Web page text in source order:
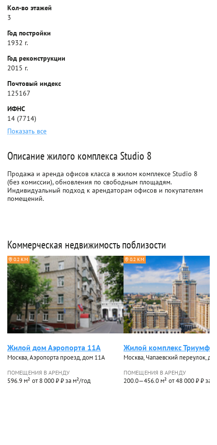
Кол-во этажей
3
Год постройки
1932 г.
Год реконструкции
2015 г.
Почтовый индекс
125167
ИФНС
14 (7714)
Показать все
Описание жилого комплекса Studio 8
Продажа и аренда офисов класса в жилом комплексе Studio 8
(без комиссии), обновления по свободным площадям.
Индивидуальный подход к арендаторам офисов и покупателям
помещений.
Коммерческая недвижимость поблизости
0.2 КМ
Жилой дом Аэропорта 11А
Москва, Аэропорта проезд, дом 11А
ПОМЕЩЕНИЯ В АРЕНДУ
596.9 м² от 8 000 ₽ ₽ за м²/год
0.2 КМ
Жилой комплекс Триумф
Москва, Чапаевский переулок,
ПОМЕЩЕНИЯ В АРЕНДУ
200.0—456.0 м² от 48 000 ₽ ₽ за